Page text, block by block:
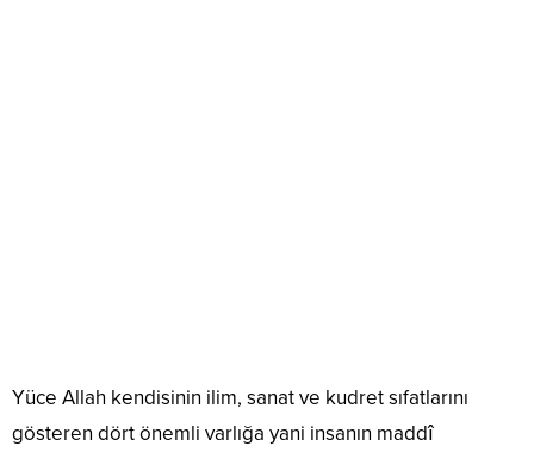
Yüce Allah kendisinin ilim, sanat ve kudret sıfatlarını
gösteren dört önemli varlığa yani insanın maddî